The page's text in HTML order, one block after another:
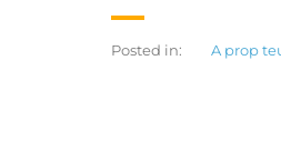
Posted in: A prop